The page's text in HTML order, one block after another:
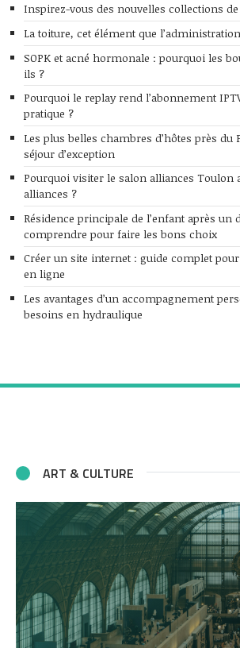
Inspirez-vous des nouvelles collections
La toiture, cet élément que
SOPK et acné hormonale : pourquoi les
ils ?
Pourquoi le replay rend l’abonnement
pratique ?
Les plus belles chambres d’hôtes près du
séjour d’exception
Pourquoi visiter le salon alliances Toulon
alliances ?
Résidence principale de l’enfant après un
comprendre pour faire les bons choix
Créer un site internet : guide complet
en ligne
Les avantages d’un accompagnement
besoins en hydraulique
ART & CULTURE